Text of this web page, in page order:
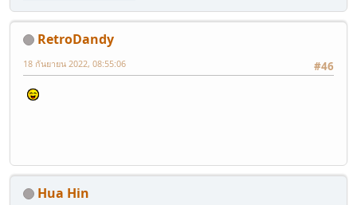
RetroDandy
#46
18 กันยายน 2022, 08:55:06
Hua Hin